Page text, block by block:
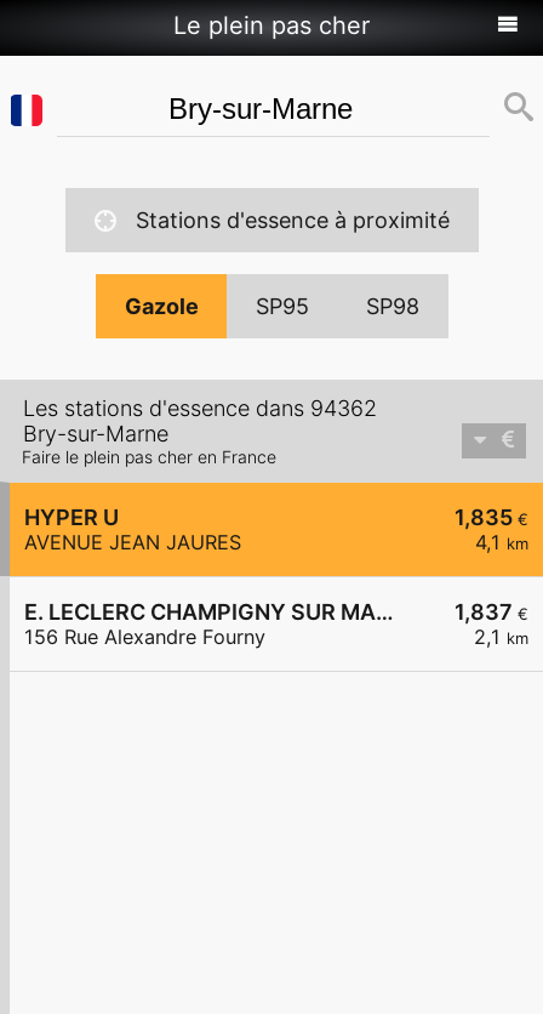
Le plein pas cher
Stations d'essence à proximité
Gazole SP95 SP98
Les stations d'essence dans 94362
Bry-sur-Marne
Faire le plein pas cher en France
1,835 €
4,1 km
HYPER U
AVENUE JEAN JAURES
1,837 €
2,1 km
E. LECLERC CHAMPIGNY SUR MARNE
156 Rue Alexandre Fourny